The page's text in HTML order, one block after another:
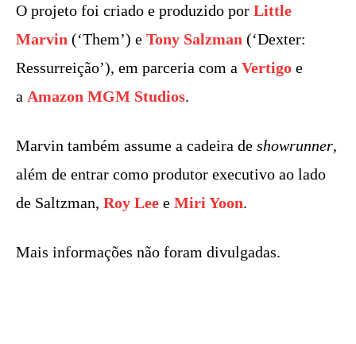
O projeto foi criado e produzido por Little
Marvin (‘Them’) e Tony Salzman (‘Dexter:
Ressurreição’), em parceria com a Vertigo e
a Amazon MGM Studios.
Marvin também assume a cadeira de showrunner,
além de entrar como produtor executivo ao lado
de Saltzman, Roy Lee e Miri Yoon.
Mais informações não foram divulgadas.